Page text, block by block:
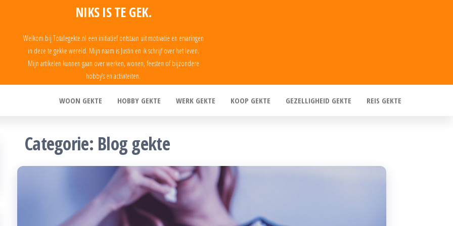
NIKS IS TE GEK.
Welkom bij Totalegekte.nl een initiatief ontstaan uit motivatie en ervaringen
in deze te gekke wereld. Mijn naam is Justin en ik schrijf over het leven.
Mijn artikelen kunnen gaan over werken, wonen, feesten of bijzondere
hobby’s en activiteiten.
WOON GEKTE HOBBY GEKTE WERK GEKTE KOOP GEKTE GEZELLIGHEID GEKTE REIS GEKTE
Categorie: Blog gekte